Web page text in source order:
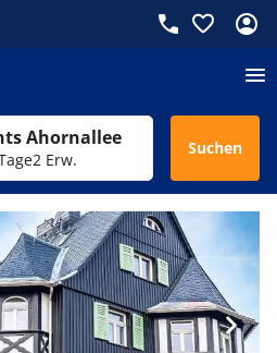
Ahornallee
2 Erw.
Suchen